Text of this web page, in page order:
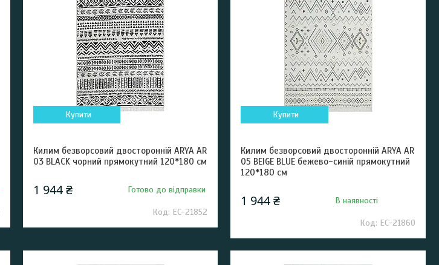
Купити
Килим безворсовий двосторонній ARYA AR
03 BLACK чорний прямокутний 120*180 см
1 944 ₴ Готово до відправки
EC-21852
Купити
Килим безворсовий двосторонній ARYA AR
05 BEIGE BLUE бежево-синій прямокутний
120*180 см
1 944 ₴ В наявності
EC-21860